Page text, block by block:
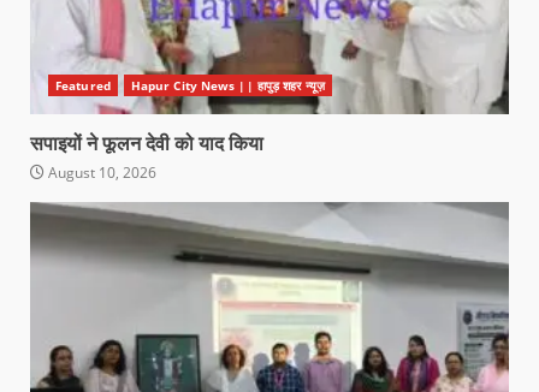
Featured Hapur City News || हापुड़ शहर न्यूज़
सपाइयों ने फूलन देवी को याद किया
August 10, 2026